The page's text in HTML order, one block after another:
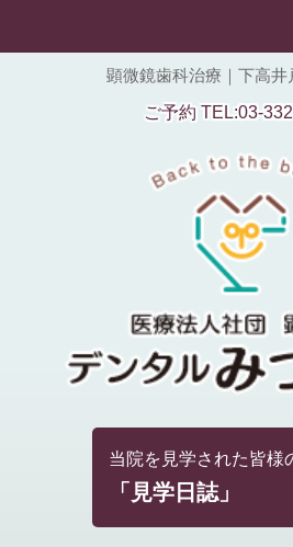
顕微鏡歯科治療｜下高井
ご予約 TEL:03-
当院を見学された皆様
「見学日誌」